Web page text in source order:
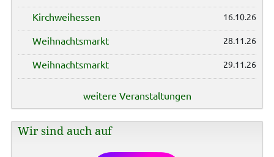
Kirchweihessen 16.10.26
Weihnachtsmarkt 28.11.26
Weihnachtsmarkt 29.11.26
weitere Veranstaltungen
Wir sind auch auf